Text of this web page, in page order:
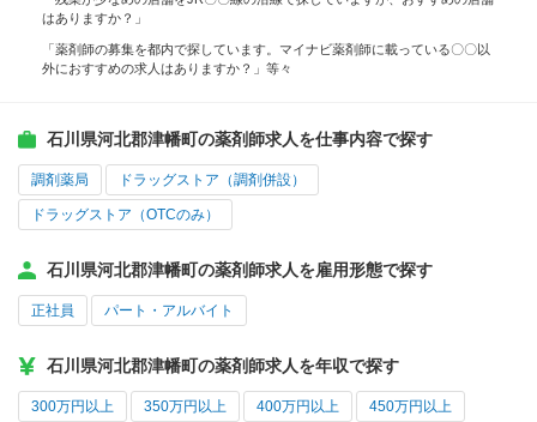
はありますか？」
「薬剤師の募集を都内で探しています。マイナビ薬剤師に載っている〇〇以
外におすすめの求人はありますか？」等々
石川県河北郡津幡町の薬剤師求人を仕事内容で探す
調剤薬局 ドラッグストア（調剤併設）
ドラッグストア（OTCのみ）
石川県河北郡津幡町の薬剤師求人を雇用形態で探す
正社員 パート・アルバイト
石川県河北郡津幡町の薬剤師求人を年収で探す
300万円以上 350万円以上 400万円以上 450万円以上